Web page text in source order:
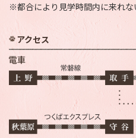
※都合により見学時間内に来れな
アクセス